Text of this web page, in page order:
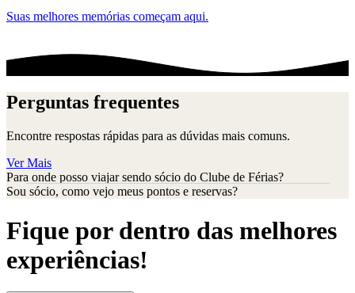
Suas melhores memórias começam aqui.
Perguntas frequentes
Encontre respostas rápidas para as dúvidas mais comuns.
Ver Mais
Para onde posso viajar sendo sócio do Clube de Férias?
Sou sócio, como vejo meus pontos e reservas?
Fique por dentro das melhores
experiências!